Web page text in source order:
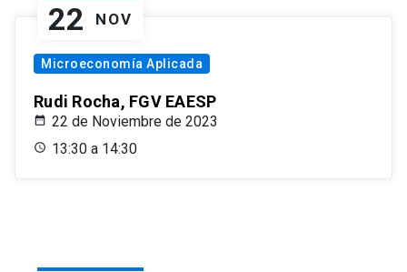
22 NOV
Microeconomía Aplicada
Rudi Rocha, FGV EAESP
22 de Noviembre de 2023
13:30 a 14:30